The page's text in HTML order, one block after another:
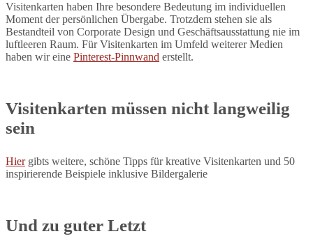
Visitenkarten haben Ihre besondere Bedeutung im individuellen
Moment der persönlichen Übergabe. Trotzdem stehen sie als
Bestandteil von Corporate Design und Geschäftsausstattung nie im
luftleeren Raum. Für Visitenkarten im Umfeld weiterer Medien
haben wir eine Pinterest-Pinnwand erstellt.
Visitenkarten müssen nicht langweilig
sein
Hiergibts weitere, schöne Tipps für kreative Visitenkarten und 50
inspirierende Beispiele inklusive Bildergalerie
Und zu guter Letzt